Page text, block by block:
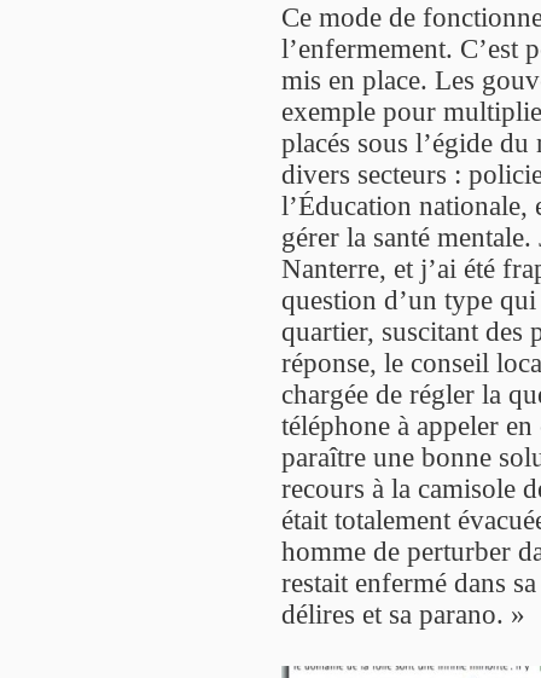
Ce mode de
l’enfermement. C’est
mis en place. Les
exemple pour
placés sous l’égide
divers secteurs :
l’Éducation nationale,
gérer la santé
Nanterre, et j’ai été
question d’un type
quartier, suscitant des
réponse, le conseil
chargée de régler la
téléphone à appeler
paraître une bonne
recours à la camisole
était totalement
homme de perturber
restait enfermé dans
délires et sa parano. »